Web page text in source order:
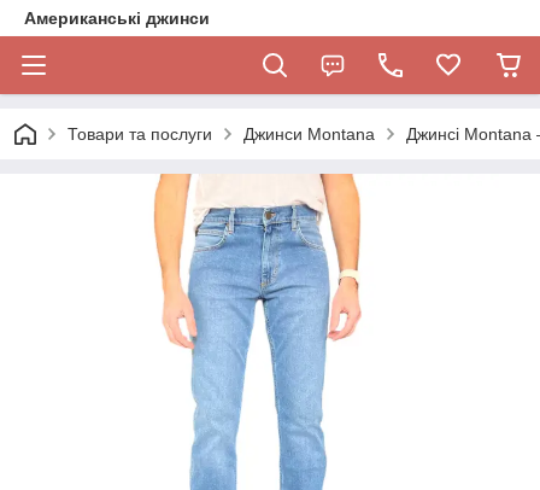
Американські джинси
Товари та послуги Джинси Montana Джинсі